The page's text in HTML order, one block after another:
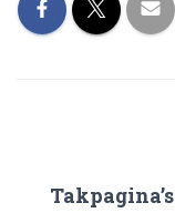
Takpagina’s